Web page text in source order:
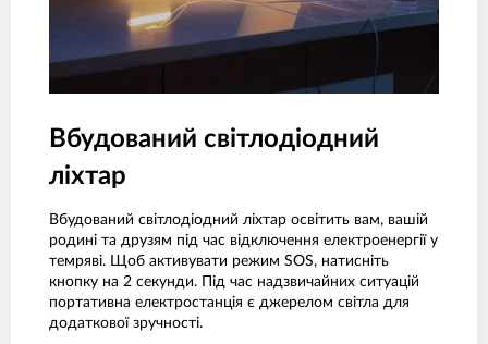
Вбудований світлодіодний
ліхтар
Вбудований світлодіодний ліхтар освітить вам, вашій
родині та друзям під час відключення електроенергії у
темряві. Щоб активувати режим SOS, натисніть
кнопку на 2 секунди. Під час надзвичайних ситуацій
портативна електростанція є джерелом світла для
додаткової зручності.